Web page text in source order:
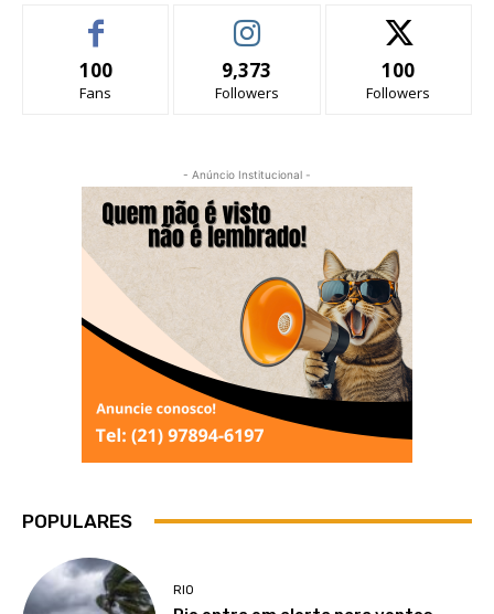
100
Fans
9,373
Followers
100
Followers
- Anúncio Institucional -
POPULARES
RIO